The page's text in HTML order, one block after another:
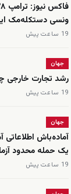
ونسی دستکله‌مک
19 ساعت پیش
جهان
رشد تجارت خارجی
19 ساعت پیش
جهان
آماده‌باش اطلاعاتی
یک حمله محدود
19 ساعت پیش